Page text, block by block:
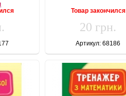
Товар закончился
20 грн.
Артикул: 68186